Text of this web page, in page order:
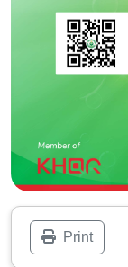
Print